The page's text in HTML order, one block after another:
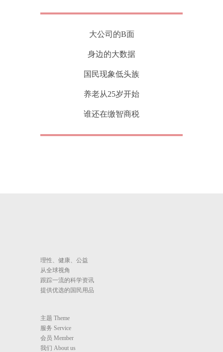
大公司的B面
身边的大数据
国民现象低头族
养老从25岁开始
谁还在缴智商税
理性、健康、公益
从全球视角
跟踪一流的科学资讯
提供优选的国民用品
主题 Theme
服务 Service
会员 Member
我们 About us